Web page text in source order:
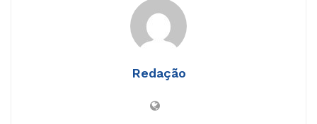
Redação